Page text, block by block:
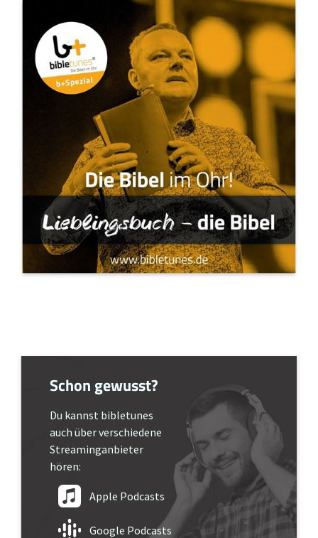
Schon gewusst?
Du kannst bibletunes
auch über verschiedene
Streaminganbieter
hören:
Apple Podcasts
Google Podcasts